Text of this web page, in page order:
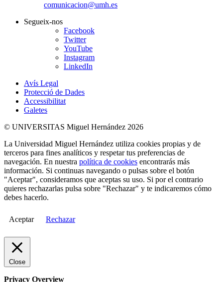
comunicacion@umh.es
Segueix-nos
Facebook
Twitter
YouTube
Instagram
LinkedIn
Avís Legal
Protecció de Dades
Accessibilitat
Galetes
© UNIVERSITAS Miguel Hernández 2026
La Universidad Miguel Hernández utiliza cookies propias y de
terceros para fines analíticos y respetar tus preferencias de
navegación. En nuestra política de cookies encontrarás más
información. Si continuas navegando o pulsas sobre el botón
"Aceptar", consideramos que aceptas su uso. Si por el contrario
quieres rechazarlas pulsa sobre "Rechazar" y te indicaremos cómo
debes hacerlo.
Aceptar Rechazar
Close
Privacy Overview